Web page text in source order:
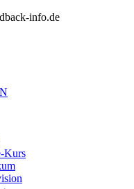
info.de
Kurs